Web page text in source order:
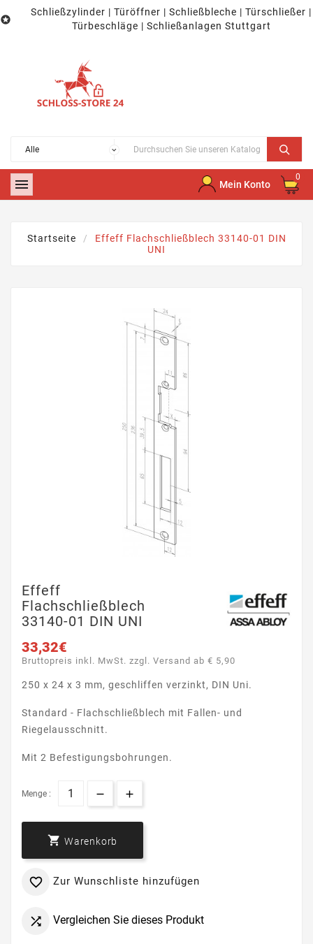

Schließzylinder | Türöffner | Schließbleche | Türschließer |
Türbeschläge | Schließanlagen Stuttgart
 Mein Konto
0
Startseite
Effeff Flachschließblech 33140-01 DIN
UNI
Effeff
Flachschließblech
33140-01 DIN UNI
33,32€
Bruttopreis inkl. MwSt. zzgl. Versand ab € 5,90
250 x 24 x 3 mm, geschliffen verzinkt, DIN Uni.
Standard - Flachschließblech mit Fallen- und
Riegelausschnitt.
Mit 2 Befestigungsbohrungen.
Menge :
 Warenkorb
 Zur Wunschliste hinzufügen
 Vergleichen Sie dieses Produkt